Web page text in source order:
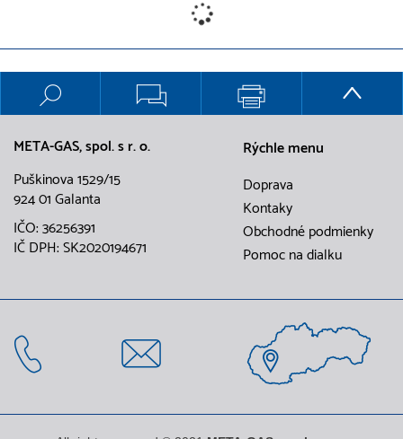
META-GAS, spol. s r. o.
Puškinova 1529/15
924 01 Galanta
IČO: 36256391
IČ DPH: SK2020194671
Rýchle menu
Doprava
Kontaky
Obchodné podmienky
Pomoc na dialku